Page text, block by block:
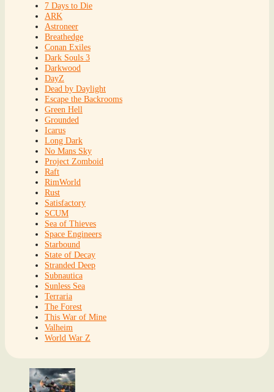
7 Days to Die
ARK
Astroneer
Breathedge
Conan Exiles
Dark Souls 3
Darkwood
DayZ
Dead by Daylight
Escape the Backrooms
Green Hell
Grounded
Icarus
Long Dark
No Mans Sky
Project Zomboid
Raft
RimWorld
Rust
Satisfactory
SCUM
Sea of Thieves
Space Engineers
Starbound
State of Decay
Stranded Deep
Subnautica
Sunless Sea
Terraria
The Forest
This War of Mine
Valheim
World War Z